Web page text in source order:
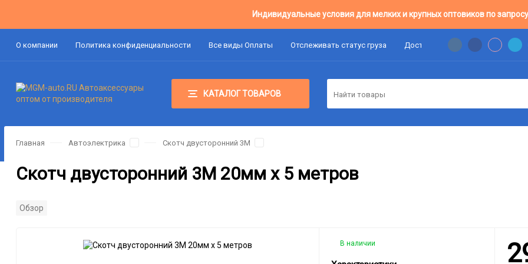
Индивидуальные условия для мелких и крупных оптовиков по
О компании Политика конфиденциальности Все виды Оплаты Отслеживать статус груза Доставка Цены Оптовикам
КАТАЛОГ ТОВАРОВ
Главная Автоэлектрика Скотч двусторонний 3М
Скотч двусторонний 3М 20мм х 5 метров
Обзор
В наличии